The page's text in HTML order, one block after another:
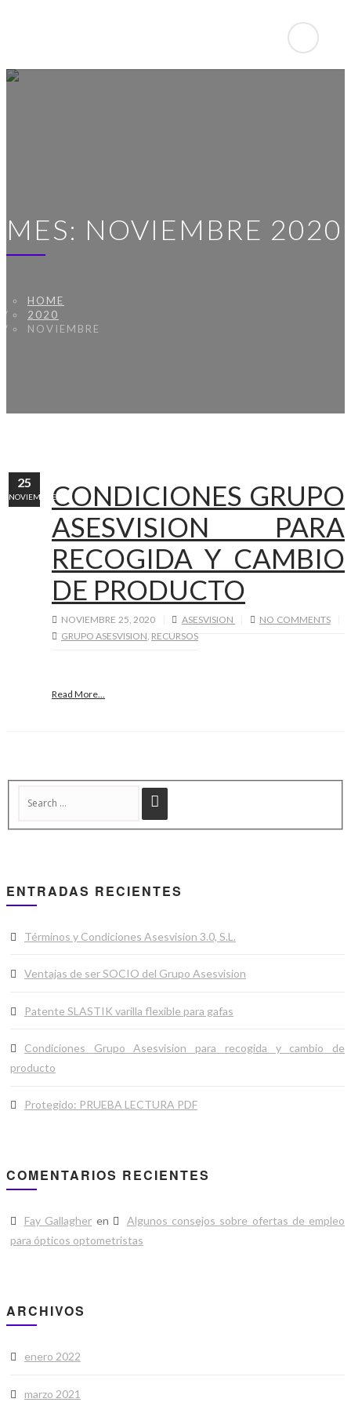
MES: NOVIEMBRE 2020
HOME
2020
NOVIEMBRE
CONDICIONES GRUPO
ASESVISION PARA
RECOGIDA Y CAMBIO
DE PRODUCTO
NOVIEMBRE 25, 2020 ASESVISION
NO COMMENTS
GRUPO ASESVISION, RECURSOS
Read More...
25
NOVIEMBRE
ENTRADAS RECIENTES
Términos y Condiciones Asesvision 3.0, S.L.
Ventajas de ser SOCIO del Grupo Asesvision
Patente SLASTIK varilla flexible para gafas
Condiciones Grupo Asesvision para recogida y cambio de
producto
Protegido: PRUEBA LECTURA PDF
COMENTARIOS RECIENTES
Fay Gallagher en
Algunos consejos sobre ofertas de empleo
para ópticos optometristas
ARCHIVOS
enero 2022
marzo 2021